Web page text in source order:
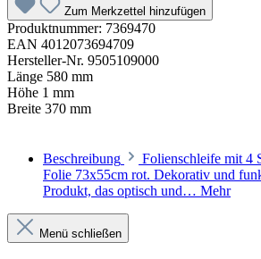
Zum Merkzettel hinzufügen
Produktnummer: 7369470
EAN 4012073694709
Hersteller-Nr. 9505109000
Länge 580 mm
Höhe 1 mm
Breite 370 mm
Beschreibung
Folienschleife mit 4
Folie 73x55cm rot. Dekorativ und
Produkt, das optisch und… Mehr
Menü schließen